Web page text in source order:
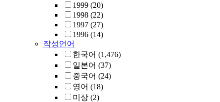
1999 (20)
1998 (22)
1997 (27)
1996 (14)
작성언어
한국어 (1,476)
일본어 (37)
중국어 (24)
영어 (18)
미상 (2)